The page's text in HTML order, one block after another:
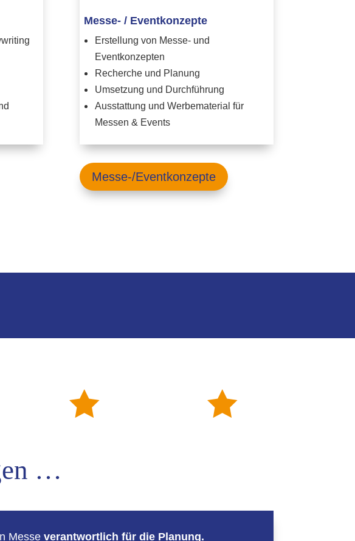
Messe- / Eventkonzepte
Erstellung von Messe- und
Eventkonzepten
Recherche und Planung
Umsetzung und Durchführung
Ausstattung und Werbematerial für
Messen & Events
Messe-/Eventkonzepte
 
…
Messeverantwortlich für die Planung.